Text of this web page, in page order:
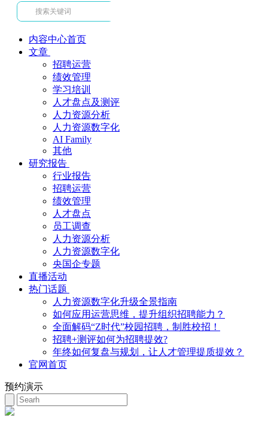
内容中心首页
文章
招聘运营
绩效管理
学习培训
人才盘点及测评
人力资源分析
人力资源数字化
AI Family
其他
研究报告
行业报告
招聘运营
绩效管理
人才盘点
员工调查
人力资源分析
人力资源数字化
央国企专题
直播活动
热门话题
人力资源数字化升级全景指南
如何应用运营思维，提升组织招聘能力？
全面解码“Z时代”校园招聘，制胜校招！
招聘+测评如何为招聘提效?
年终如何复盘与规划，让人才管理提质提效？
官网首页
预约演示